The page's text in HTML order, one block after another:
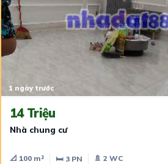
1 ngày trước
14 Triệu
Nhà chung cư
📐 100 m² 🛏 3 PN
🚿 2 WC